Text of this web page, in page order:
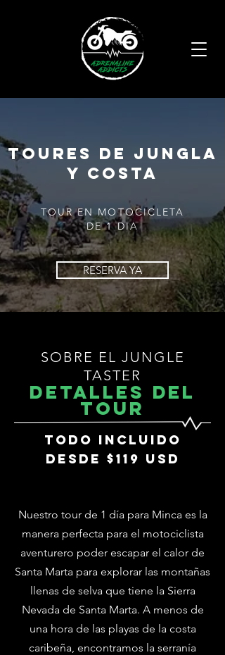
Toures de Jungla
y costa
TOUR EN MOTOCICLETA
DE 1 DIA
RESERVA YA
SOBRE EL JUNGLE
TASTER
detalles deL
Tour
TODO INCLUIDO
DESDE $119 USD
Nuestro tour de 1 día para Minca es la
manera perfecta para el motociclista
aventurero poder escapar el calor de
Santa Marta para explorar las montañas
llenas de selva que tiene la Sierra
Nevada de Santa Marta. A menos de
una hora de las playas de la costa
caribeña, encontramos la serranía